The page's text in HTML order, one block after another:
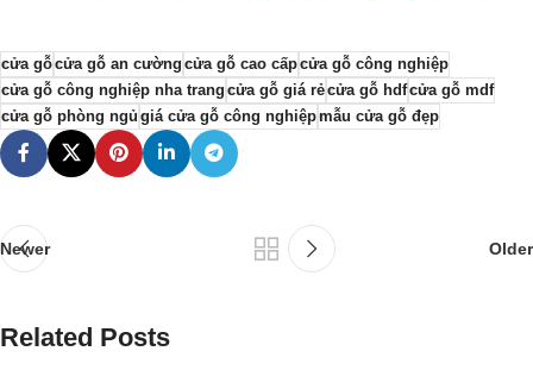
cửa gỗcửa gỗ an cường cửa gỗ cao cấpcửa gỗ công nghiệp
cửa gỗ công nghiệp nha trang cửa gỗ giá rẻcửa gỗ hdfcửa gỗ mdf
cửa gỗ phòng ngủ giá cửa gỗ công nghiệpmẫu cửa gỗ đẹp
Newer Older
Related Posts